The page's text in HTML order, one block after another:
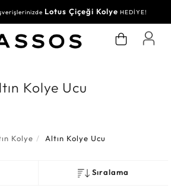
Lotus Çiçeği Kolye HEDİYE!
Su Yolu BileklikHEDİYE!
Kolye Ucu
Kolye Altın Kolye Ucu
Sıralama